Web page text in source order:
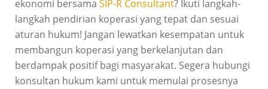
ekonomi bersama SIP-R Consultant? Ikuti langkah-
langkah pendirian koperasi yang tepat dan sesuai
aturan hukum! Jangan lewatkan kesempatan untuk
membangun koperasi yang berkelanjutan dan
berdampak positif bagi masyarakat. Segera hubungi
konsultan hukum kami untuk memulai prosesnya